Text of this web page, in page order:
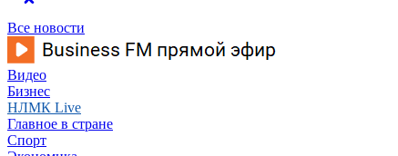
Все новости
Видео
Бизнес
НЛМК Live
Главное в стране
Спорт